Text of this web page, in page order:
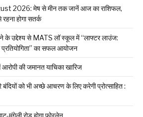
2026: मेष से मीन तक जानें आज का राशिफल,
होगा सतर्क
के उद्देश्य से MATS लॉ स्कूल में “लाफ्टर लाउंज:
का सफल आयोजन
की जमानत याचिका खारिज
बंदियों को भी अच्छे आचरण के लिए करेगी प्रोत्साहित :
मुंगेली रोड होगा फोरलेन